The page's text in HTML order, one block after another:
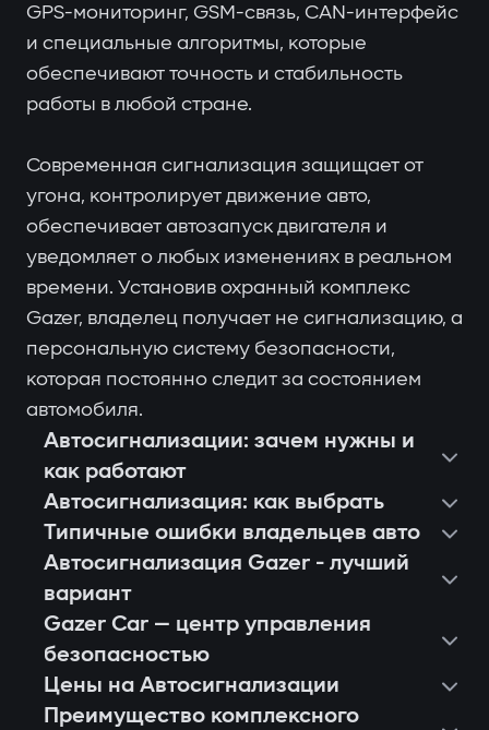
GPS-мониторинг, GSM-связь, CAN-интерфейс
и специальные алгоритмы, которые
обеспечивают точность и стабильность
работы в любой стране.
Современная сигнализация защищает от
угона, контролирует движение авто,
обеспечивает автозапуск двигателя и
уведомляет о любых изменениях в реальном
времени. Установив охранный комплекс
Gazer, владелец получает не сигнализацию, а
персональную систему безопасности,
которая постоянно следит за состоянием
автомобиля.
Автосигнализации: зачем нужны и
как работают
Автосигнализация: как выбрать
Типичные ошибки владельцев авто
Автосигнализация Gazer - лучший
вариант
Gazer Car — центр управления
безопасностью
Цены на Автосигнализации
Преимущество комплексного